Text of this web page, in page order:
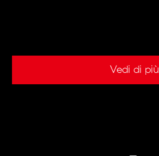
Vedi di più